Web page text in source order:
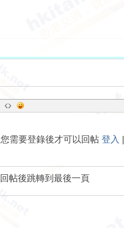
您需要登錄後才可以回帖登入
回帖後跳轉到最後一頁